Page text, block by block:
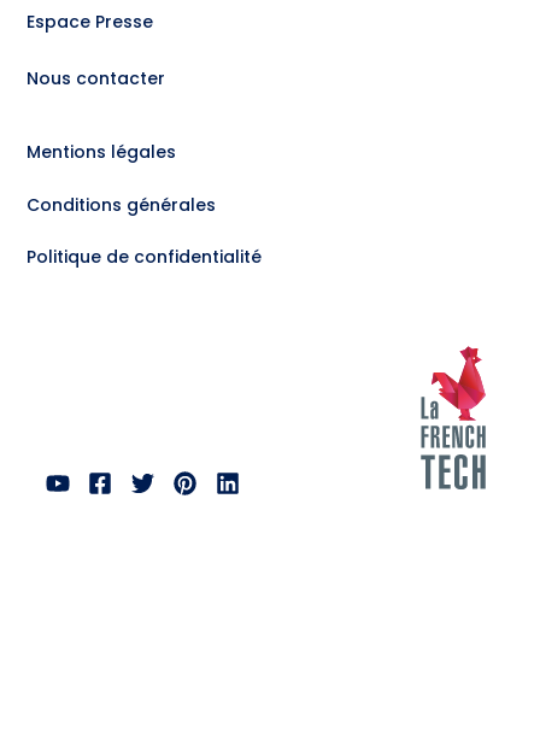
Espace Presse
Nous contacter
Mentions légales
Conditions générales
Politique de confidentialité